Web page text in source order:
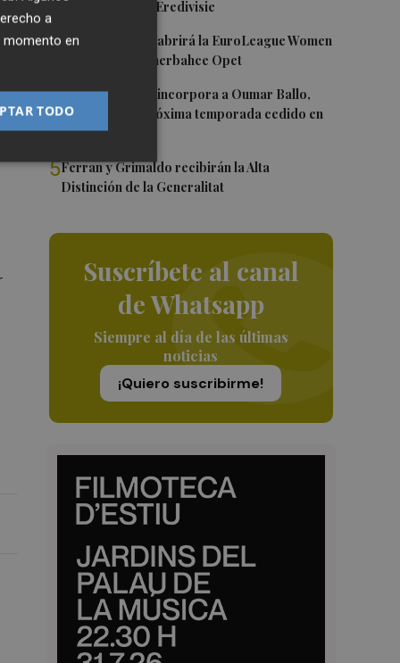
Róterdam de la Eredivisie
3 Valencia Basket abrirá la EuroLeague Women
en casa ante Fenerbahce Opet
4Valencia Basket incorpora a Oumar Ballo,
que jugará la próxima temporada cedido en
Galatasaray
5Ferran y Grimaldo recibirán la Alta
Distinción de la Generalitat
Suscríbete al canal
de Whatsapp
Siempre al día de las últimas
noticias
¡Quiero suscribirme!
a
momento en
TODO